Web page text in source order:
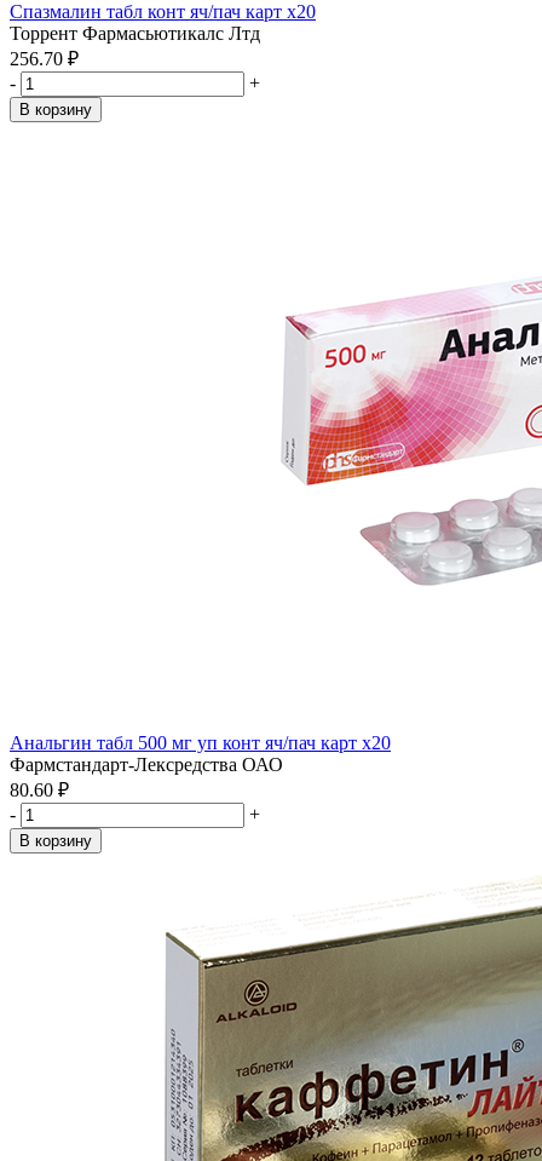
Спазмалин табл конт яч/пач карт x20
Торрент Фармасьютикалс Лтд
256.70 ₽
-
+
В корзину
Анальгин табл 500 мг уп конт яч/пач карт x20
Фармстандарт-Лексредства ОАО
80.60 ₽
-
+
В корзину